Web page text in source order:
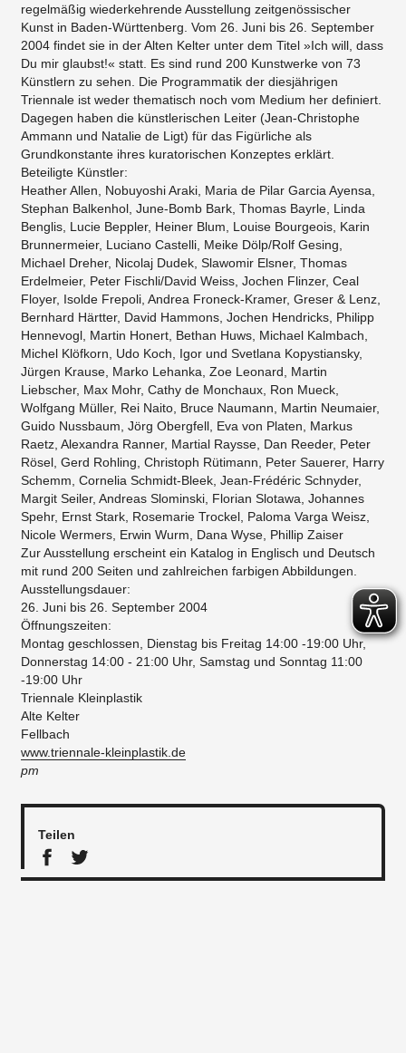
regelmäßig wiederkehrende Ausstellung zeitgenössischer
Kunst in Baden-Württenberg. Vom 26. Juni bis 26. September
2004 findet sie in der Alten Kelter unter dem Titel »Ich will, dass
Du mir glaubst!« statt. Es sind rund 200 Kunstwerke von 73
Künstlern zu sehen. Die Programmatik der diesjährigen
Triennale ist weder thematisch noch vom Medium her definiert.
Dagegen haben die künstlerischen Leiter (Jean-Christophe
Ammann und Natalie de Ligt) für das Figürliche als
Grundkonstante ihres kuratorischen Konzeptes erklärt.
Beteiligte Künstler:
Heather Allen, Nobuyoshi Araki, Maria de Pilar Garcia Ayensa,
Stephan Balkenhol, June-Bomb Bark, Thomas Bayrle, Linda
Benglis, Lucie Beppler, Heiner Blum, Louise Bourgeois, Karin
Brunnermeier, Luciano Castelli, Meike Dölp/Rolf Gesing,
Michael Dreher, Nicolaj Dudek, Slawomir Elsner, Thomas
Erdelmeier, Peter Fischli/David Weiss, Jochen Flinzer, Ceal
Floyer, Isolde Frepoli, Andrea Froneck-Kramer, Greser & Lenz,
Bernhard Härtter, David Hammons, Jochen Hendricks, Philipp
Hennevogl, Martin Honert, Bethan Huws, Michael Kalmbach,
Michel Klöfkorn, Udo Koch, Igor und Svetlana Kopystiansky,
Jürgen Krause, Marko Lehanka, Zoe Leonard, Martin
Liebscher, Max Mohr, Cathy de Monchaux, Ron Mueck,
Wolfgang Müller, Rei Naito, Bruce Naumann, Martin Neumaier,
Guido Nussbaum, Jörg Obergfell, Eva von Platen, Markus
Raetz, Alexandra Ranner, Martial Raysse, Dan Reeder, Peter
Rösel, Gerd Rohling, Christoph Rütimann, Peter Sauerer, Harry
Schemm, Cornelia Schmidt-Bleek, Jean-Frédéric Schnyder,
Margit Seiler, Andreas Slominski, Florian Slotawa, Johannes
Spehr, Ernst Stark, Rosemarie Trockel, Paloma Varga Weisz,
Nicole Wermers, Erwin Wurm, Dana Wyse, Phillip Zaiser
Zur Ausstellung erscheint ein Katalog in Englisch und Deutsch
mit rund 200 Seiten und zahlreichen farbigen Abbildungen.
Ausstellungsdauer:
26. Juni bis 26. September 2004
Öffnungszeiten:
Montag geschlossen, Dienstag bis Freitag 14:00 -19:00 Uhr,
Donnerstag 14:00 - 21:00 Uhr, Samstag und Sonntag 11:00
-19:00 Uhr
Triennale Kleinplastik
Alte Kelter
Fellbach
www.triennale-kleinplastik.de
pm
Teilen